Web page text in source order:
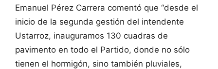
Emanuel Pérez Carrera comentó que “desde el
inicio de la segunda gestión del intendente
Ustarroz, inauguramos 130 cuadras de
pavimento en todo el Partido, donde no sólo
tienen el hormigón, sino también pluviales,